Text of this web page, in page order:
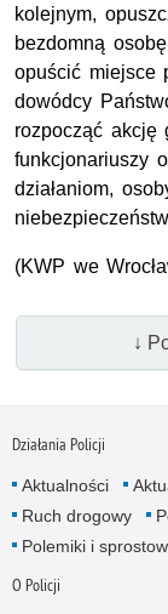
kolejnym,
bezdomną
opuścić miejsce
dowódcy
rozpocząć akcję
funkcjonariuszy
działaniom,
(KWP we
↓
Działania Policji
Aktualności
Ruch drogowy
Polemiki i
O Policji